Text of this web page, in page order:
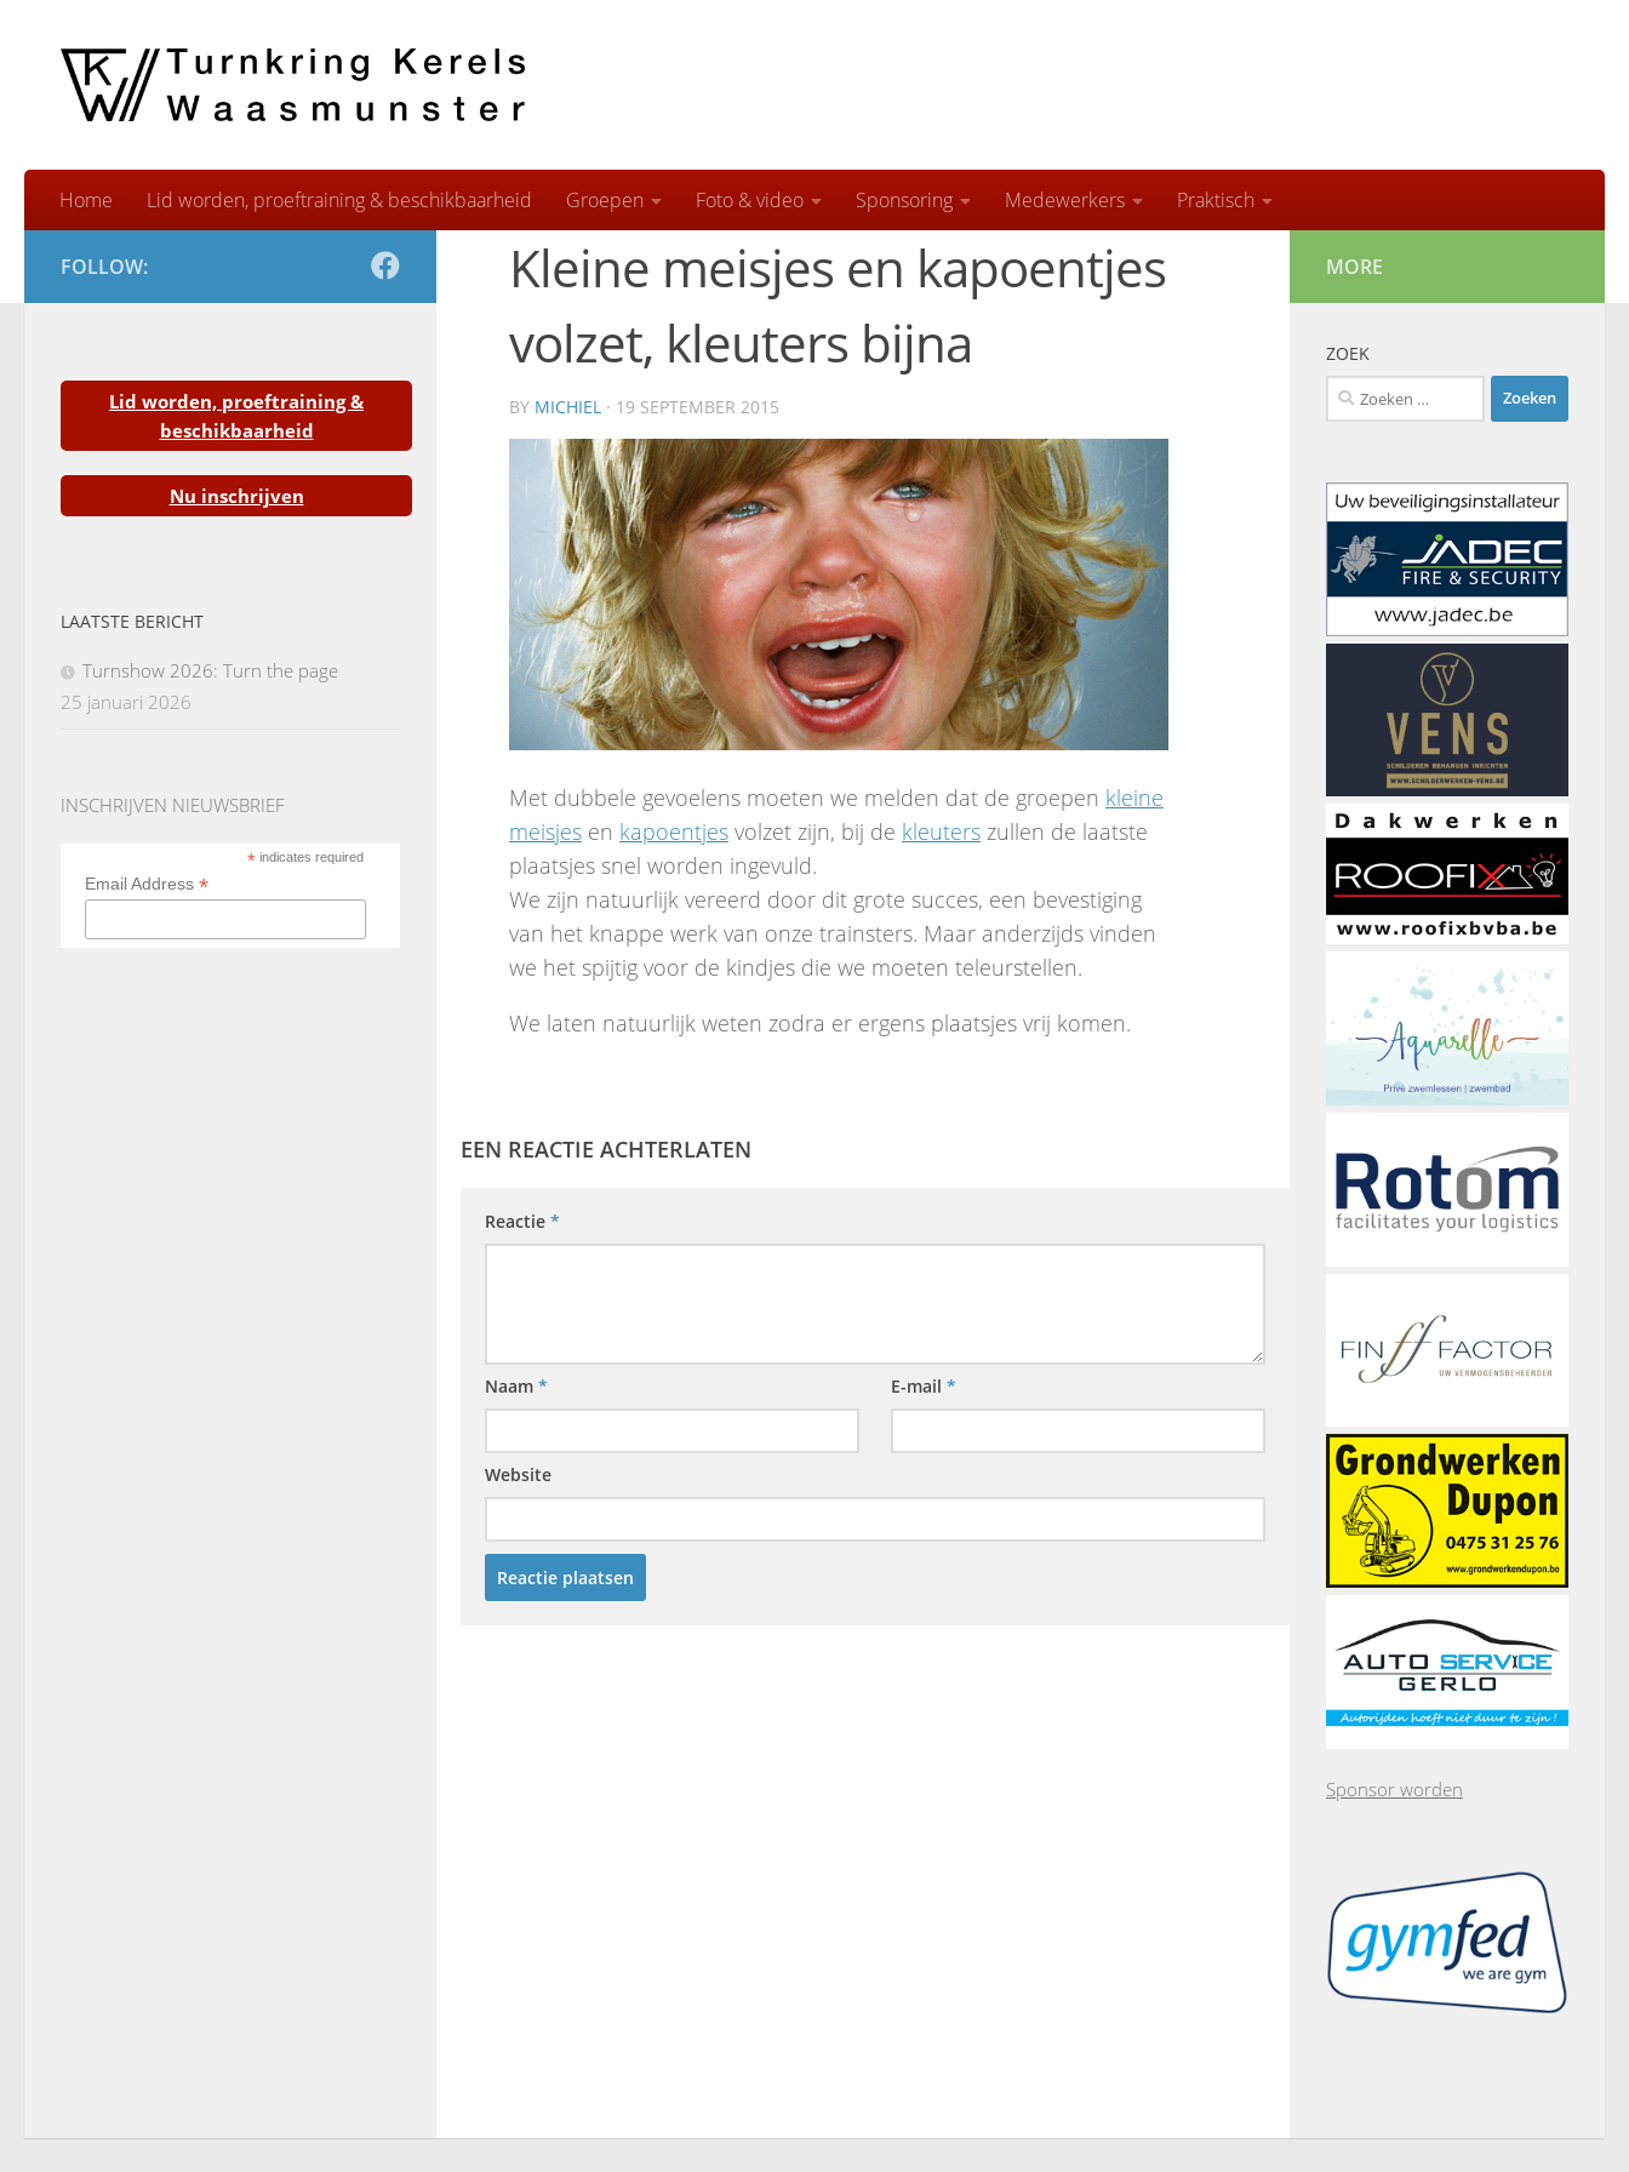
Home Lid worden, proeftraining & beschikbaarheid Groepen Foto & video Sponsoring Medewerkers Praktisch
Kleine meisjes en kapoentjes
volzet, kleuters bijna
BY MICHIEL · 19 SEPTEMBER 2015
Met dubbele gevoelens moeten we melden dat de groepen kleine
meisjes en kapoentjes volzet zijn, bij de kleuters zullen de laatste
plaatsjes snel worden ingevuld.
We zijn natuurlijk vereerd door dit grote succes, een bevestiging
van het knappe werk van onze trainsters. Maar anderzijds vinden
we het spijtig voor de kindjes die we moeten teleurstellen.
We laten natuurlijk weten zodra er ergens plaatsjes vrij komen.
EEN REACTIE ACHTERLATEN
Reactie *
Naam * E-mail *
Website
FOLLOW:
Lid worden, proeftraining &
beschikbaarheid
Nu inschrijven
LAATSTE BERICHT
Turnshow 2026: Turn the page
25 januari 2026
INSCHRIJVEN NIEUWSBRIEF
* indicates required
Email Address *
MORE
ZOEK
Zoeken
naar:
Sponsor worden